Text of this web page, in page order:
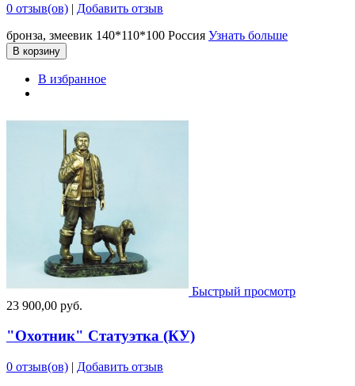
0 отзыв(ов) | Добавить отзыв
бронза, змеевик 140*110*100 Россия Узнать больше
В корзину
В избранное
Быстрый просмотр
23 900,00 руб.
"Охотник" Статуэтка (КУ)
0 отзыв(ов) | Добавить отзыв